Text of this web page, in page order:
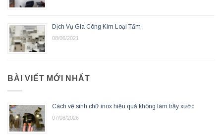
Dịch Vụ Gia Công Kim Loại Tấm
08/06/2021
BÀI VIẾT MỚI NHẤT
Cách vệ sinh chữ inox hiệu quả không làm trầy xước
07/08/2026